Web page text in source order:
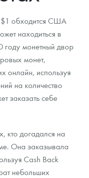
данных
$1 обходится США
находиться в
монетный двор
монет,
онлайн, используя
на количество
заказать себе
кто догадался на
Она заказывала
Cash Back
небольших